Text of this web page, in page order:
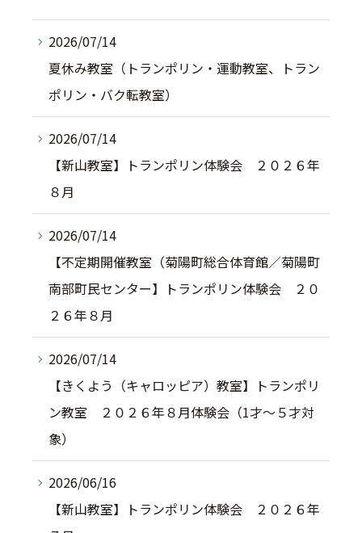
2026/07/14
夏休み教室（トランポリン・運動教室、トラン
ポリン・バク転教室）
2026/07/14
【新山教室】トランポリン体験会 ２０２６年
８月
2026/07/14
【不定期開催教室（菊陽町総合体育館／菊陽町
南部町民センター】トランポリン体験会 ２０
２６年８月
2026/07/14
【きくよう（キャロッピア）教室】トランポリ
ン教室 ２０２６年８月体験会（1才～５才対
象）
2026/06/16
【新山教室】トランポリン体験会 ２０２６年